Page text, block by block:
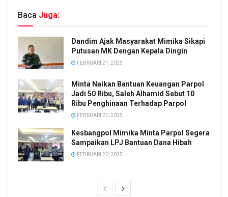
Baca Juga:
Dandim Ajak Masyarakat Mimika Sikapi
Putusan MK Dengan Kepala Dingin
FEBRUARI 21, 2025
Minta Naikan Bantuan Keuangan Parpol
Jadi 50 Ribu, Saleh Alhamid Sebut 10
Ribu Penghinaan Terhadap Parpol
FEBRUARI 20, 2025
Kesbangpol Mimika Minta Parpol Segera
Sampaikan LPJ Bantuan Dana Hibah
FEBRUARI 20, 2025